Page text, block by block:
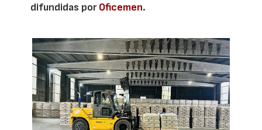
difundidas porOficemen.